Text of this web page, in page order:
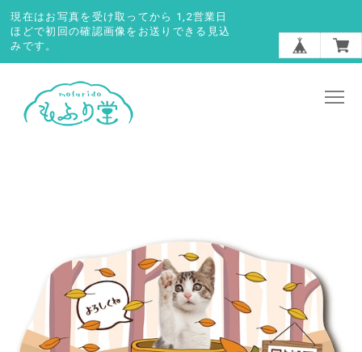
現在はお写真を受け取ってから 1,2営業日
ほどで初回の確認画像をお送りできる見込
みです。